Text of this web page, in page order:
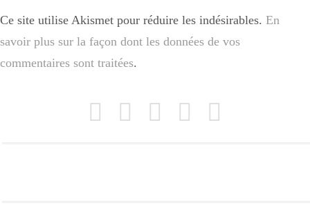
Ce site utilise Akismet pour réduire les indésirables. En
savoir plus sur la façon dont les données de vos
commentaires sont traitées.